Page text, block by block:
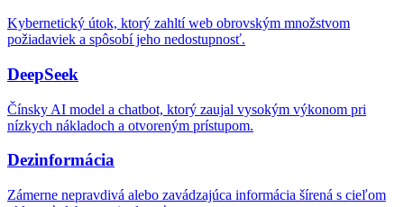
Kybernetický útok, ktorý zahltí web obrovským množstvom
požiadaviek a spôsobí jeho nedostupnosť.
DeepSeek
Čínsky AI model a chatbot, ktorý zaujal vysokým výkonom pri
nízkych nákladoch a otvoreným prístupom.
Dezinformácia
Zámerne nepravdivá alebo zavádzajúca informácia šírená s cieľom